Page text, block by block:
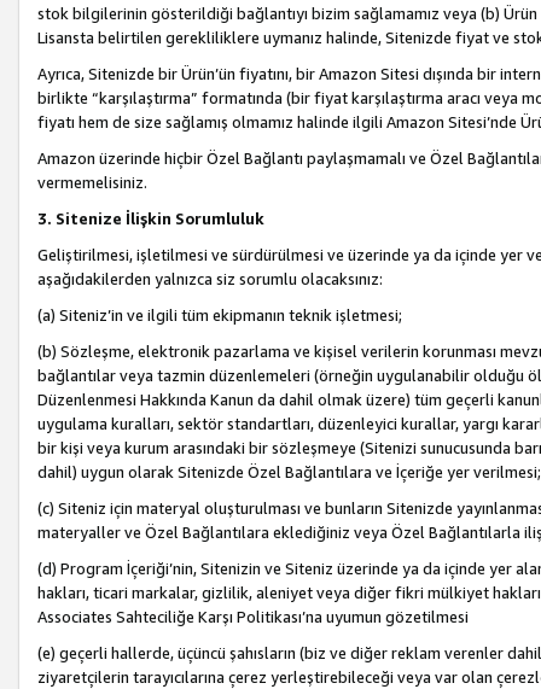
stok bilgilerinin gösterildiği bağlantıyı bizim sağlamamız veya (b)
Lisansta belirtilen gerekliliklere uymanız halinde, Sitenizde fiyat ve
Ayrıca, Sitenizde bir Ürün’ün fiyatını, bir Amazon Sitesi dışında bir
birlikte “karşılaştırma” formatında (bir fiyat karşılaştırma aracı veya
fiyatı hem de size sağlamış olmamız halinde ilgili Amazon Sitesi’nde
Amazon üzerinde hiçbir Özel Bağlantı paylaşmamalı ve Özel
vermemelisiniz.
3. Sitenize İlişkin Sorumluluk
Geliştirilmesi, işletilmesi ve sürdürülmesi ve üzerinde ya da içinde yer
aşağıdakilerden yalnızca siz sorumlu olacaksınız:
(a) Siteniz’in ve ilgili tüm ekipmanın teknik işletmesi;
(b) Sözleşme, elektronik pazarlama ve kişisel verilerin korunması
bağlantılar veya tazmin düzenlemeleri (örneğin uygulanabilir olduğu
Düzenlenmesi Hakkında Kanun da dahil olmak üzere) tüm geçerli
uygulama kuralları, sektör standartları, düzenleyici kurallar, yargı
bir kişi veya kurum arasındaki bir sözleşmeye (Sitenizi sunucusunda
dahil) uygun olarak Sitenizde Özel Bağlantılara ve İçeriğe yer verilmesi;
(c) Siteniz için materyal oluşturulması ve bunların Sitenizde
materyaller ve Özel Bağlantılara eklediğiniz veya Özel Bağlantılarla
(d) Program İçeriği’nin, Sitenizin ve Siteniz üzerinde ya da içinde yer
hakları, ticari markalar, gizlilik, aleniyet veya diğer fikri mülkiyet
Associates Sahteciliğe Karşı Politikası’na uyumun gözetilmesi
(e) geçerli hallerde, üçüncü şahısların (biz ve diğer reklam verenler
ziyaretçilerin tarayıcılarına çerez yerleştirebileceği veya var olan